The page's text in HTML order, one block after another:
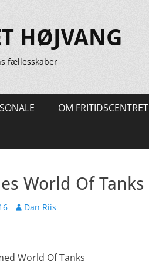
HØJVANG
fællesskaber
OM FRITIDSCENTRET
World Of Tanks
Forfatter
Dan Riis
World Of Tanks